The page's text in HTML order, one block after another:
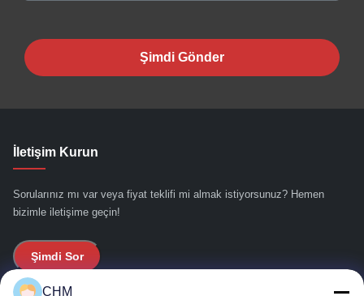
Şimdi Gönder
İletişim Kurun
Sorularınız mı var veya fiyat teklifi mi almak istiyorsunuz? Hemen
bizimle iletişime geçin!
Şimdi Sor
CHM